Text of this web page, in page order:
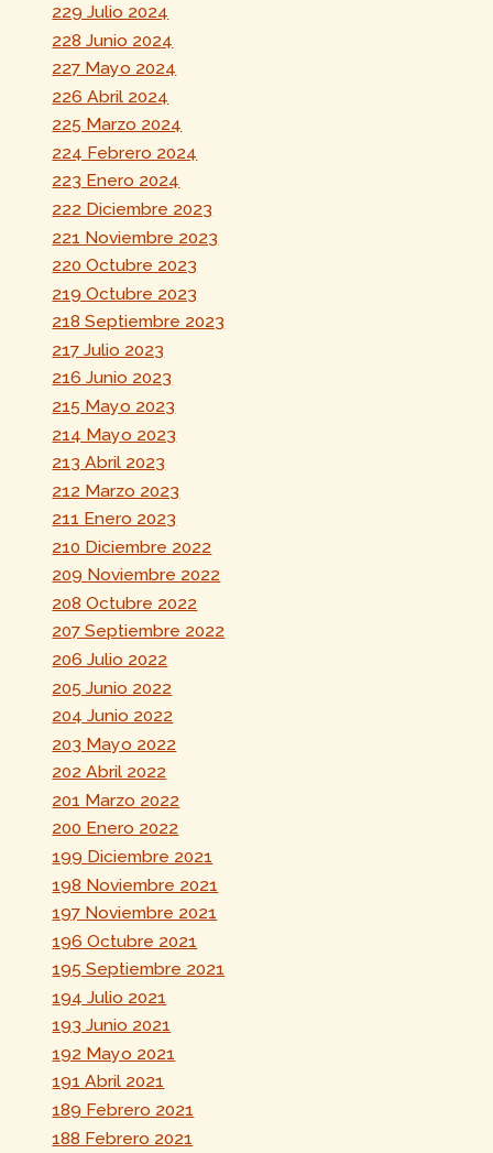
229 Julio 2024
228 Junio 2024
227 Mayo 2024
226 Abril 2024
225 Marzo 2024
224 Febrero 2024
223 Enero 2024
222 Diciembre 2023
221 Noviembre 2023
220 Octubre 2023
219 Octubre 2023
218 Septiembre 2023
217 Julio 2023
216 Junio 2023
215 Mayo 2023
214 Mayo 2023
213 Abril 2023
212 Marzo 2023
211 Enero 2023
210 Diciembre 2022
209 Noviembre 2022
208 Octubre 2022
207 Septiembre 2022
206 Julio 2022
205 Junio 2022
204 Junio 2022
203 Mayo 2022
202 Abril 2022
201 Marzo 2022
200 Enero 2022
199 Diciembre 2021
198 Noviembre 2021
197 Noviembre 2021
196 Octubre 2021
195 Septiembre 2021
194 Julio 2021
193 Junio 2021
192 Mayo 2021
191 Abril 2021
189 Febrero 2021
188 Febrero 2021